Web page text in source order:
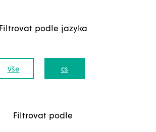
Filtrovat podle jazyka
Vše cs
Filtrovat podle